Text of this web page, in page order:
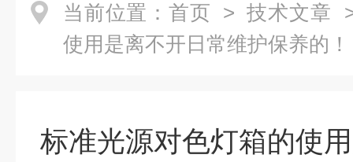
当前位置： 首页 > 技术文章
使用是离不开日常维护保养的！
标准光源对色灯箱的使